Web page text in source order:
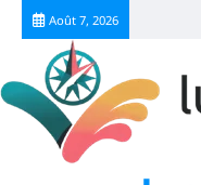
Skip
content
Août 7, 2026